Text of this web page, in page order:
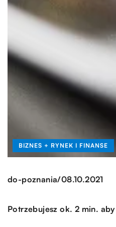
BIZNES + RYNEK I FINANSE
do-poznania/08.10.2021
Potrzebujesz ok. 2 min.